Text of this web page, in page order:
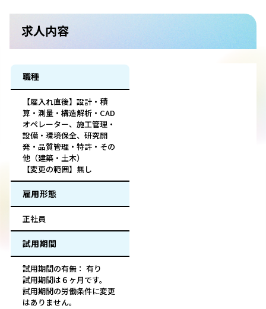
求人内容
職種
【雇入れ直後】設計・積
算・測量・構造解析・CAD
オペレーター、施工管理・
設備・環境保全、研究開
発・品質管理・特許・その
他（建築・土木）
【変更の範囲】無し
雇用形態
正社員
試用期間
試用期間の有無： 有り
試用期間は６ヶ月です。
試用期間の労働条件に変更
はありません。